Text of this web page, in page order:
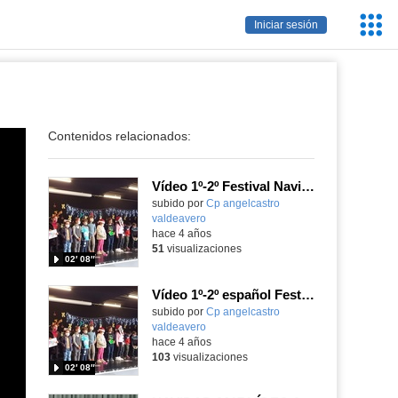
Iniciar sesión
Contenidos relacionados:
Vídeo 1º-2º Festival Navidad inglés
Contenido educativo.
subido por Cp angelcastro
valdeavero
02′ 08″
-
hace 4 años
51 visualizaciones
Vídeo 1º-2º español Festival de Navidad
Contenido educativo.
subido por Cp angelcastro
valdeavero
02′ 08″
-
hace 4 años
103visualizaciones